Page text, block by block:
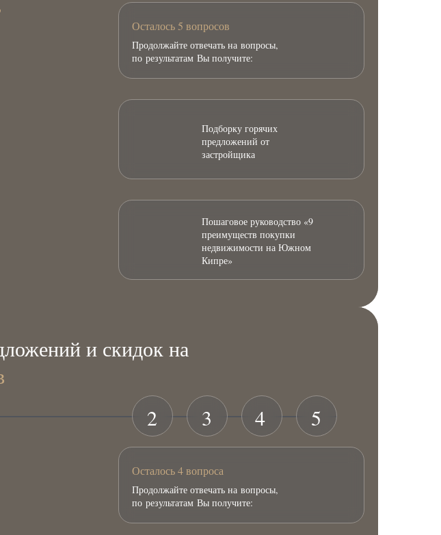
Осталось 5 вопросов
Продолжайте отвечать на вопросы,
по результатам Вы получите:
Подборку горячих
предложений от
застройщика
Пошаговое руководство «9
преимуществ покупки
недвижимости на Южном
Кипре»
Осталось 4 вопроса
Продолжайте отвечать на вопросы,
по результатам Вы получите:
и скидок на
2 3 4 5